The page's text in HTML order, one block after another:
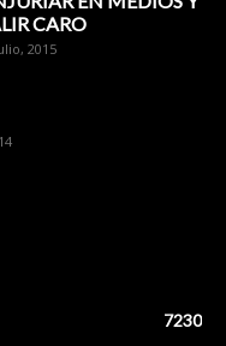
CARO
2015
7230